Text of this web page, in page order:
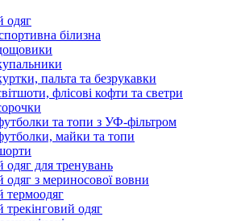
одяг
білизна
пальта та безрукавки
флісові кофти та светри
та топи з УФ-фільтром
майки та топи
одяг для тренувань
одяг з мериносової вовни
термоодяг
одяг